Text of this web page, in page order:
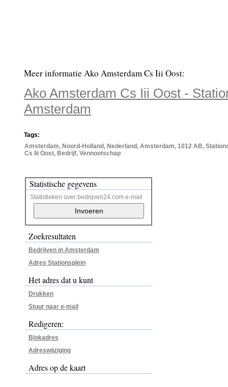
Meer informatie Ako Amsterdam Cs Iii Oost:
Ako Amsterdam Cs Iii Oost -
Amsterdam
Tags:
Amsterdam, Noord-Holland, Nederland, Amsterdam, 1012 AB,
Cs Iii Oost, Bedrijf, Vennootschap
Statistische gegevens
Statistieken over bedrijven24.com e-mail
Zoekresultaten
Bedrijven in Amsterdam
Adres Stationsplein
Het adres dat u kunt
Drukken
Stuur naar e-mail
Redigeren:
Blokadres
Adreswijziging
Adres op de kaart